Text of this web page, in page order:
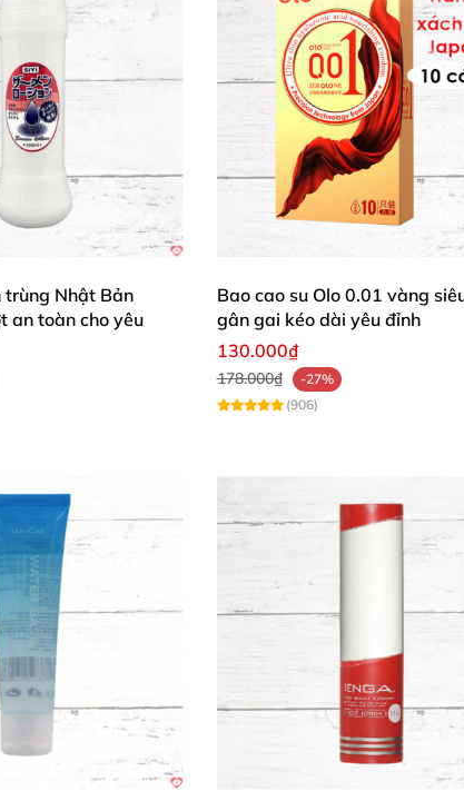
nghiệm mà không lo rát hay sần.
marathon session mà không bị khô ráp.
xúc đồ chơi silicone; sau dùng rửa sạch với xà
mà không khô, da nhạy cảm vẫn êm.”
massage và tắm chung; chai bơm tiện lợi.”
mềm mịn sau dùng, đáng tiền.”
cấp, giúp bạn nâng tầm trải nghiệm yêu đương
tuyệt vời này nhé. Thêm vào giỏ hàng ngay
trùng Nhật Bản
an toàn cho yêu
Bao cao su Olo 0.01 vàng
gân gai kéo dài yêu đỉnh
130.000₫
178.000₫
-27%
(906)